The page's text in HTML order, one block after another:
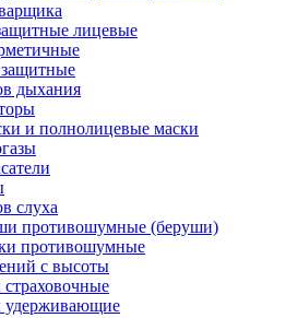
лицевые
дыхания
и полнолицевые маски
слуха
противошумные (беруши)
противошумные
с высоты
удерживающие